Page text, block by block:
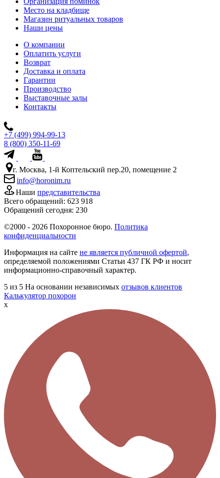
Место на кладбище
Магазин ритуальных товаров
Наши цены
О компании
Оплатить услуги
Возврат
Доставка и оплата
Гарантии
Производство
Выставочные залы
Контакты
+7 (499) 994-99-13
8 (800) 350-11-69
г. Москва, 1-й Коптельский пер.20, помещение 2
info@horonim.ru
Наши представительства
Всего обращений: 623 918
Обращений сегодня: 230
©2000 - 2026 Похоронное бюро. Политика
конфиденциальности
Информация на сайте не является публичной офертой,
определяемой положениями Статьи 437 ГК РФ и носит
информационно-справочный характер.
5 из 5 На основании независимых отзывов клиентов
Калькулятор похорон
x